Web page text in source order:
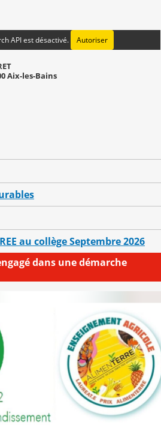
API est désactivé. Autoriser
Aix-les-Bains
au collège Septembre 2026
dans une démarche